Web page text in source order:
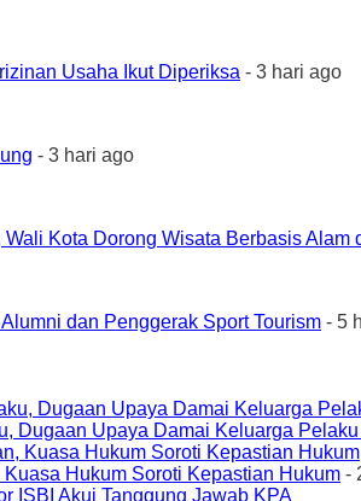
Usaha Ikut Diperiksa - 3 hari ago
- 3 hari ago
Kota Dorong Wisata Berbasis Alam
dan Penggerak Sport Tourism - 5
Dugaan Upaya Damai Keluarga
Hukum Soroti Kepastian Hukum -